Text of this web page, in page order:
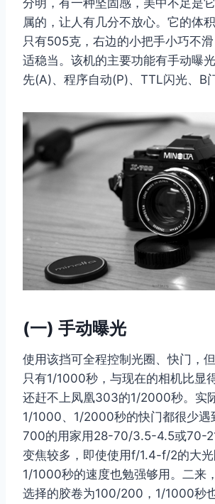
分明，有一种坚固感，美中不足是
属的，让人有几分不放心。它的体
只有505克，右边的小把手小巧不
适稳当。该机的主要功能有手动曝
先(A)、程序自动(P)、TTL闪光、B
(一) 手动曝光
使用该挡可全程控制光圈、快门，
只有1/1000秒，与现在的相机比显
还赶不上凤凰303的1/2000秒。实
1/1000、1/2000秒的快门都很少遇
700的用家用28-70/3.5-4.5或70-
变焦较多，即使使用f/1.4-f/2的大光
1/1000秒的速度也勉强够用。二来
选择的胶卷为100/200，1/1000秒